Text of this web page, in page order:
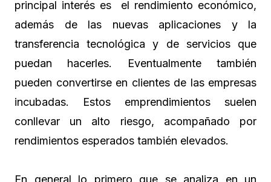
principal interés es el rendimiento económico,
además de las nuevas aplicaciones y la
transferencia tecnológica y de servicios que
puedan hacerles. Eventualmente también
pueden convertirse en clientes de las empresas
incubadas. Estos emprendimientos suelen
conllevar un alto riesgo, acompañado por
rendimientos esperados también elevados.
En general lo primero que se analiza en un